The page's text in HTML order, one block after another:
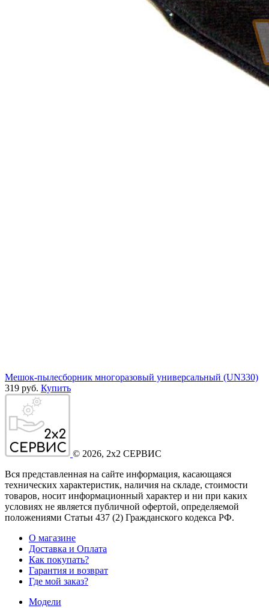
Мешок-пылесборник многоразовый универсальный (UN330)
319 руб. Купить
© 2026, 2x2 СЕРВИС
Вся представленная на сайте информация, касающаяся
технических характеристик, наличия на складе, стоимости
товаров, носит информационный характер и ни при каких
условиях не является публичной офертой, определяемой
положениями Статьи 437 (2) Гражданского кодекса РФ.
О магазине
Доставка и Оплата
Как покупать?
Гарантия и возврат
Где мой заказ?
Модели